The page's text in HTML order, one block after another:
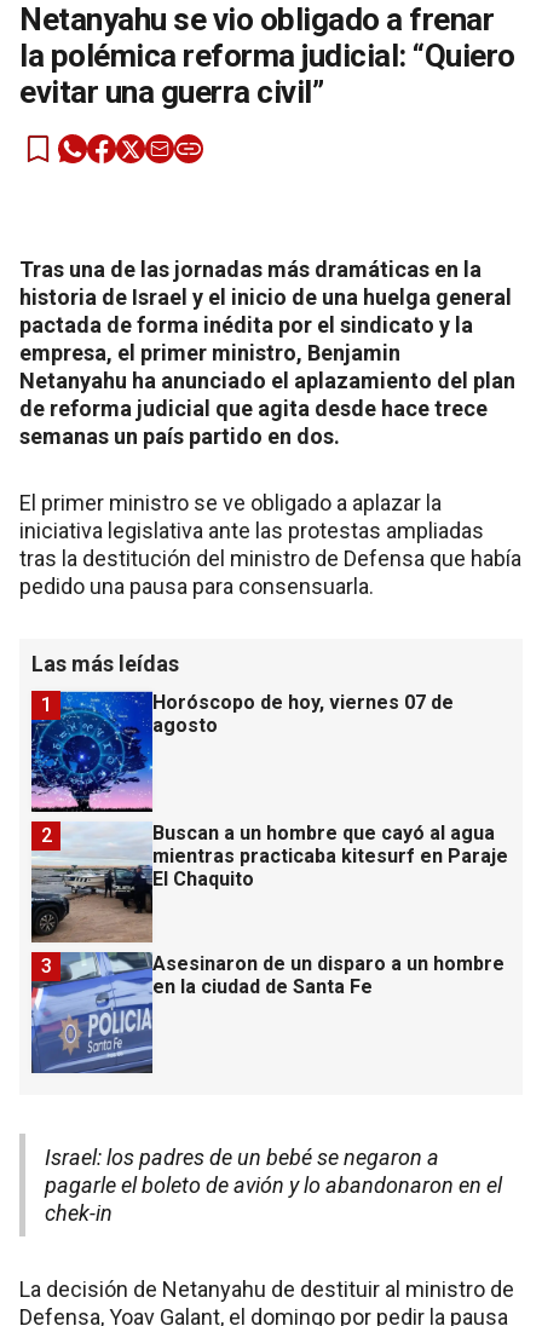
Netanyahu se vio obligado a frenar
la polémica reforma judicial: “Quiero
evitar una guerra civil”
Tras una de las jornadas más dramáticas en la
historia de Israel y el inicio de una huelga general
pactada de forma inédita por el sindicato y la
empresa, el primer ministro, Benjamin
Netanyahu ha anunciado el aplazamiento del plan
de reforma judicial que agita desde hace trece
semanas un país partido en dos.
El primer ministro se ve obligado a aplazar la
iniciativa legislativa ante las protestas ampliadas
tras la destitución del ministro de Defensa que había
pedido una pausa para consensuarla.
Las más leídas
Horóscopo de hoy, viernes 07 de
agosto
1
Buscan a un hombre que cayó al agua
mientras practicaba kitesurf en Paraje
El Chaquito
2
Asesinaron de un disparo a un hombre
en la ciudad de Santa Fe
3
Israel: los padres de un bebé se negaron a
pagarle el boleto de avión y lo abandonaron en el
chek-in
La decisión de Netanyahu de destituir al ministro de
Defensa, Yoav Galant, el domingo por pedir la pausa